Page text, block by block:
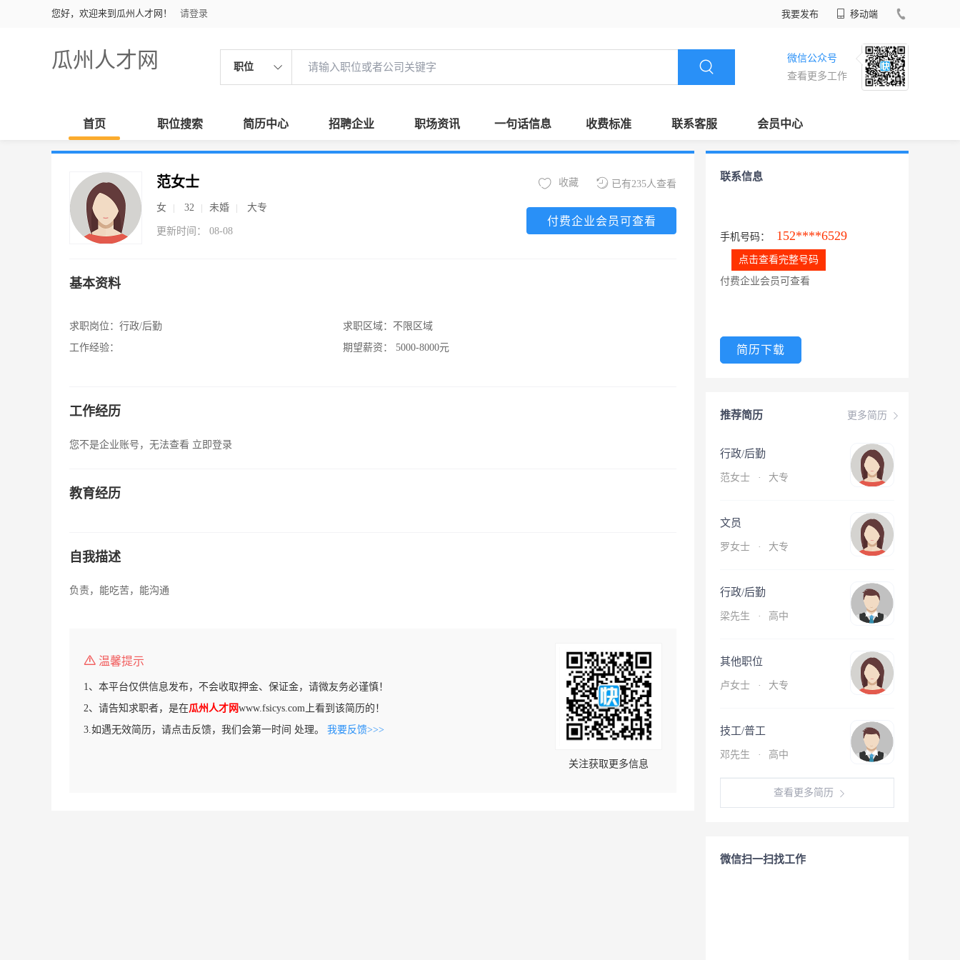
您好，欢迎来到瓜州人才网！ 请登录 我要发布 移动端
瓜州人才网 职位
微信公众号
查看更多工作
首页 职位搜索 简历中心 招聘企业 职场资讯 一句话信息 收费标准 联系客服 会员中心
范女士
女 32 未婚 大专
更新时间： 08-08
已有235人查看
收藏
付费企业会员可查看
基本资料
求职岗位： 行政/后勤
工作经验：
求职区域： 不限区域
期望薪资：
5000-8000元
工作经历
您不是企业账号，无法查看 立即登录
教育经历
自我描述
负责，能吃苦，能沟通
温馨提示
1、本平台仅供信息发布，不会收取押金、保证金，请微友务必谨慎！
2、请告知求职者，是在瓜州人才网www.fsicys.com上看到该简历的！
3.如遇无效简历，请点击反馈，我们会第一时间 处理。 我要反馈>>>
关注获取更多信息
联系信息
手机号码： 152****6529
点击查看完整号码
付费企业会员可查看
简历下载
更多简历
推荐简历
行政/后勤
范女士 · 大专
文员
罗女士 · 大专
行政/后勤
梁先生 · 高中
其他职位
卢女士 · 大专
技工/普工
邓先生 · 高中
查看更多简历
微信扫一扫找工作